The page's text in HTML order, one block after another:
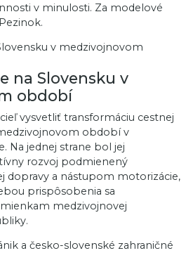
v minulosti. Za modelové
na Slovensku v
období
vysvetliť transformáciu cestnej
období v
Na jednej strane bol jej
rozvoj podmienený
dopravy a nástupom motorizácie,
prispôsobenia sa
medzivojnovej